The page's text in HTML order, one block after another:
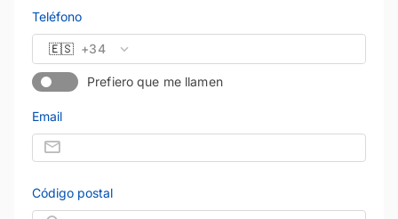
Teléfono
🇪🇸 +34
Prefiero que me llamen
Email
Código postal